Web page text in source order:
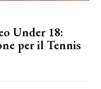
Under 18:
per il Tennis